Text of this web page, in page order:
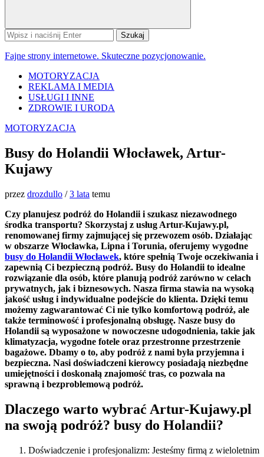
Szukaj:
Fajne strony internetowe. Skuteczne pozycjonowanie.
MOTORYZACJA
REKLAMA I MEDIA
USŁUGI I INNE
ZDROWIE I URODA
MOTORYZACJA
Busy do Holandii Włocławek, Artur-
Kujawy
przez drozdullo /3 lata temu
Czy planujesz podróż do Holandii i szukasz niezawodnego
środka transportu? Skorzystaj z usług Artur-Kujawy.pl,
renomowanej firmy zajmującej się przewozem osób. Działając
w obszarze Włocławka, Lipna i Torunia, oferujemy wygodne
busy do Holandii Włocławek, które spełnią Twoje oczekiwania i
zapewnią Ci bezpieczną podróż. Busy do Holandii to idealne
rozwiązanie dla osób, które planują podróż zarówno w celach
prywatnych, jak i biznesowych. Nasza firma stawia na wysoką
jakość usług i indywidualne podejście do klienta. Dzięki temu
możemy zagwarantować Ci nie tylko komfortową podróż, ale
także terminowość i profesjonalną obsługę. Nasze busy do
Holandii są wyposażone w nowoczesne udogodnienia, takie jak
klimatyzacja, wygodne fotele oraz przestronne przestrzenie
bagażowe. Dbamy o to, aby podróż z nami była przyjemna i
bezpieczna. Nasi doświadczeni kierowcy posiadają niezbędne
umiejętności i doskonałą znajomość tras, co pozwala na
sprawną i bezproblemową podróż.
Dlaczego warto wybrać Artur-Kujawy.pl
na swoją podróż? busy do Holandii?
Doświadczenie i profesjonalizm: Jesteśmy firmą z wieloletnim